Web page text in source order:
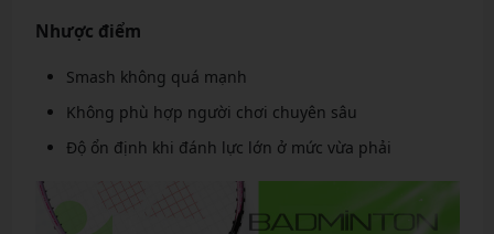
Nhược điểm
Smash không quá mạnh
Không phù hợp người chơi chuyên sâu
Độ ổn định khi đánh lực lớn ở mức vừa phải